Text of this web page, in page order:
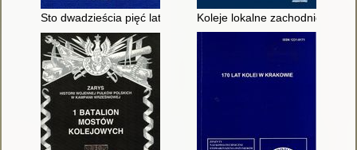
Sto dwadzieścia pięć lat Węzła Polskich Kolei Państwowych
Koleje lokalne zachodniej